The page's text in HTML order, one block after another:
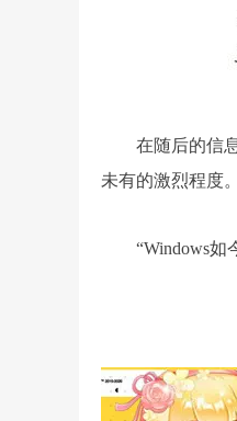
在随后的信
未有的激烈程度
“Windows